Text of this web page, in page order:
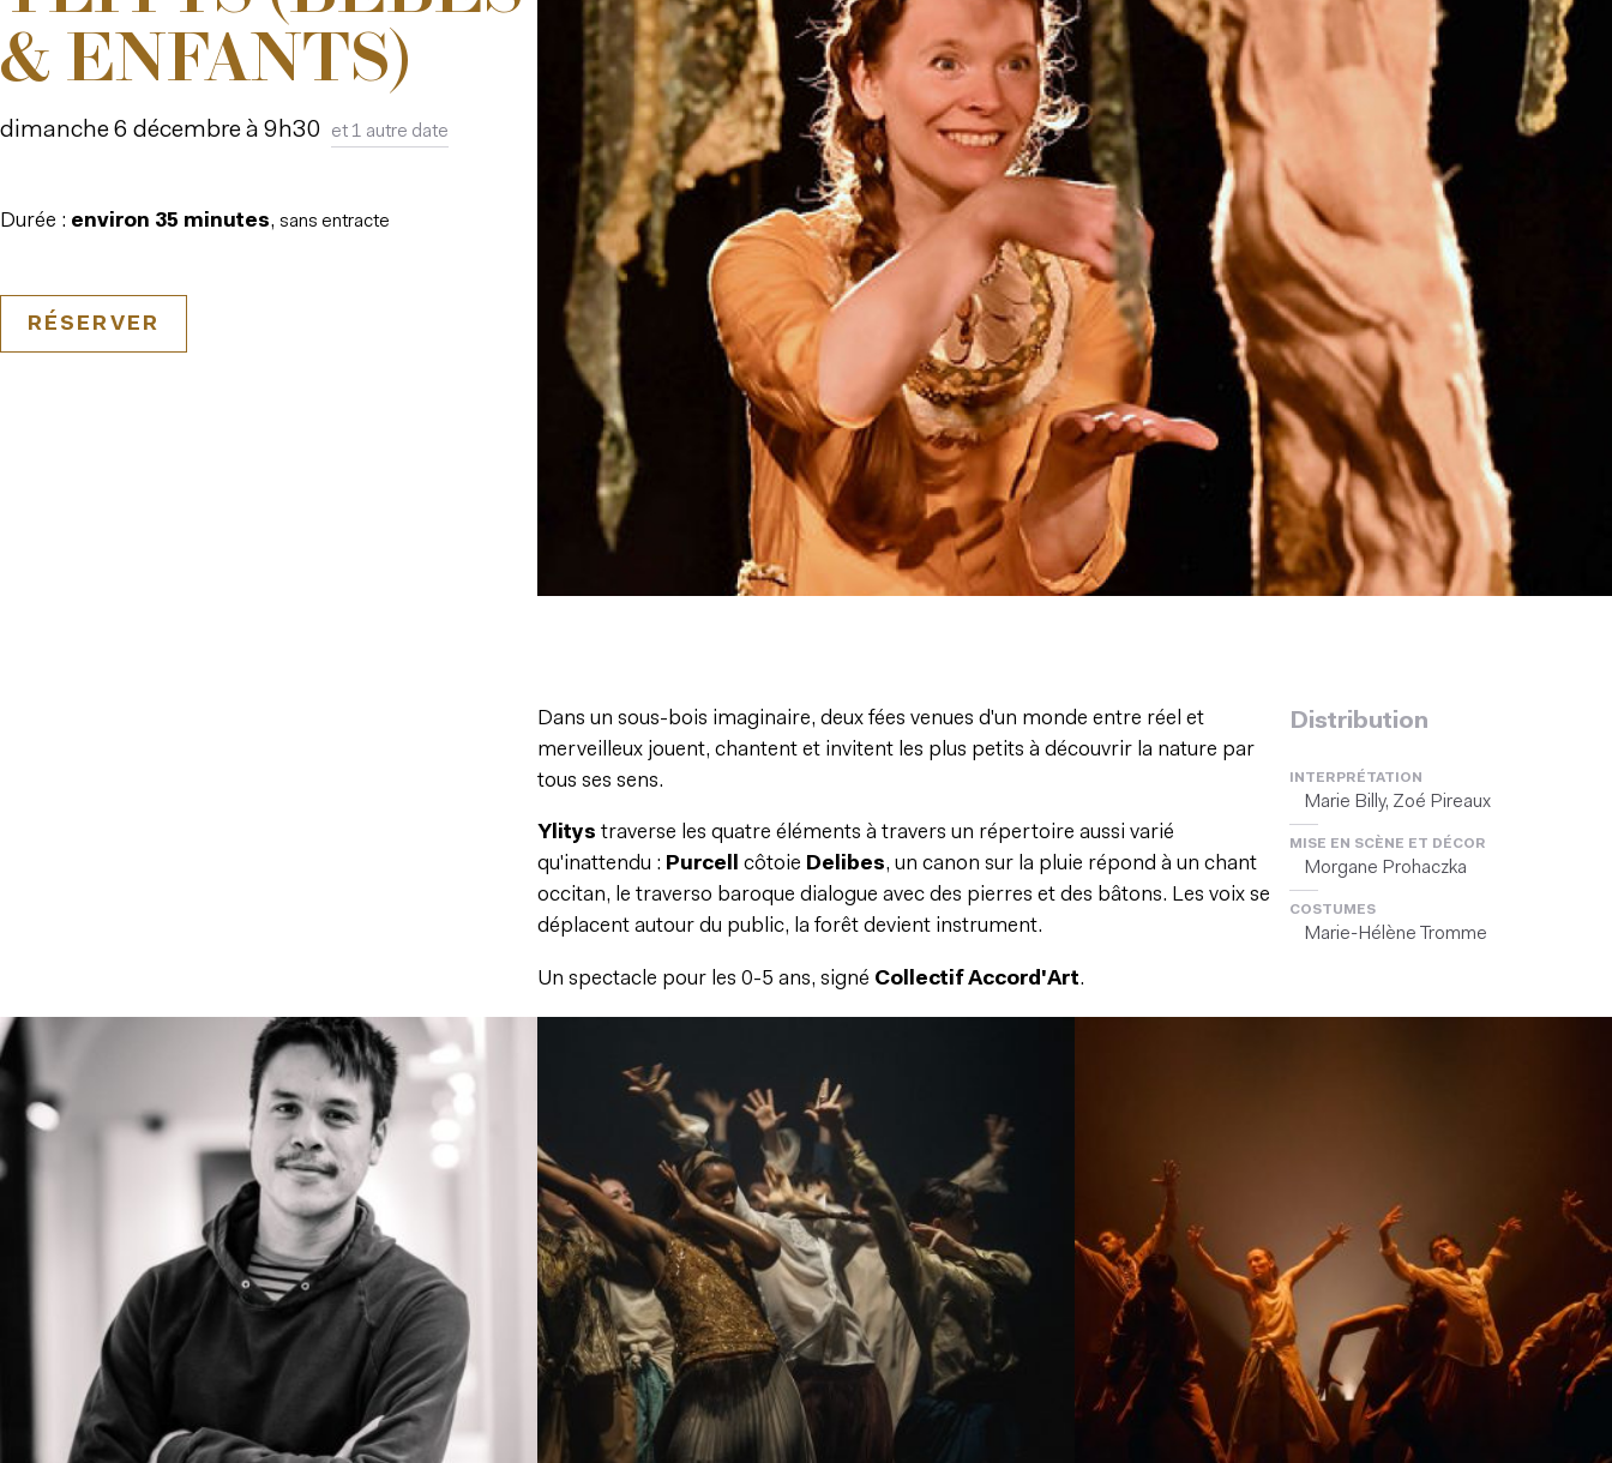
& ENFANTS)
dimanche 6 décembre à 9h30 et 1 autre date
Durée : environ 35 minutes, sans entracte
RÉSERVER
Dans un sous-bois imaginaire, deux fées venues d'un monde entre réel et
merveilleux jouent, chantent et invitent les plus petits à découvrir la nature par
tous ses sens.
Ylitys traverse les quatre éléments à travers un répertoire aussi varié
qu'inattendu : Purcell côtoie Delibes, un canon sur la pluie répond à un chant
occitan, le traverso baroque dialogue avec des pierres et des bâtons. Les voix se
déplacent autour du public, la forêt devient instrument.
Un spectacle pour les 0-5 ans, signé Collectif Accord'Art.
Distribution
INTERPRÉTATION
Marie Billy, Zoé Pireaux
MISE EN SCÈNE ET DÉCOR
Morgane Prohaczka
COSTUMES
Marie-Hélène Tromme